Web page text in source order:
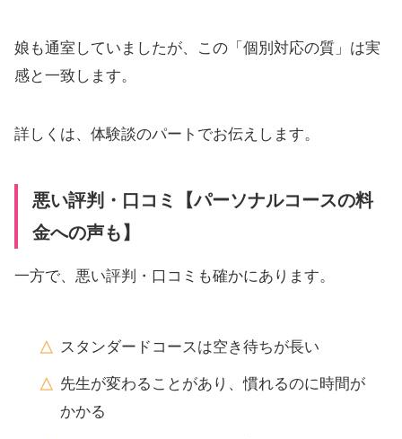
娘も通室していましたが、この「個別対応の質」は実
感と一致します。
詳しくは、体験談のパートでお伝えします。
悪い評判・口コミ【パーソナルコースの料
金への声も】
一方で、悪い評判・口コミも確かにあります。
スタンダードコースは空き待ちが長い
先生が変わることがあり、慣れるのに時間が
かかる